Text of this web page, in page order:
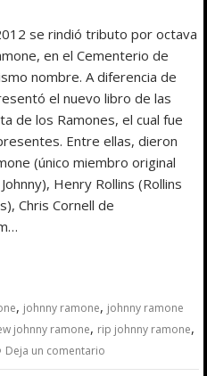
se rindió tributo por octava
en el Cementerio de
nombre. A diferencia de
el nuevo libro de las
de los Ramones, el cual fue
Entre ellas, dieron
(único miembro original
Henry Rollins (Rollins
Chris Cornell de
, johnny ramone, johnny ramone
johnny ramone, rip johnny ramone,
Deja un comentario